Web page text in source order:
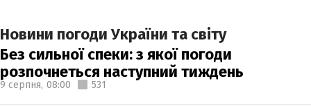
Новини погоди України та світу
Без сильної спеки: з якої погоди
розпочнеться наступний тиждень
9 серпня, 08:00 531